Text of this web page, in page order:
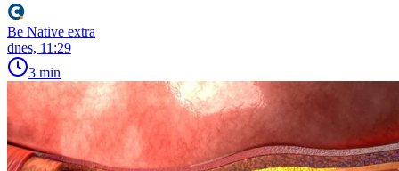
Be Native extra
dnes, 11:29
3 min